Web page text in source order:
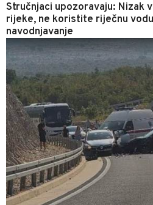
Stručnjaci upozoravaju: Nizak
rijeke, ne koristite riječnu
navodnjavanje